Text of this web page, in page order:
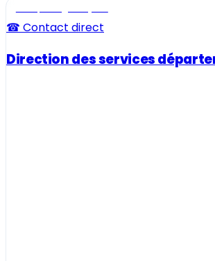
☎ Contact direct
Direction des services